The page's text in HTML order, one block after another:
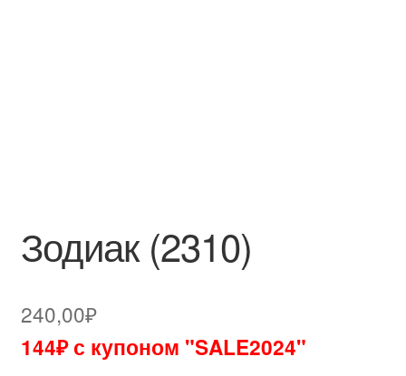
Зодиак (2310)
240,00₽
144₽ с купоном "SALE2024"